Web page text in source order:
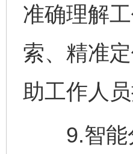
准确理解
索、精准
助工作人
9.智能分